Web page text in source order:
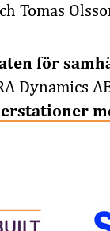
Tomas
för
Dynamics